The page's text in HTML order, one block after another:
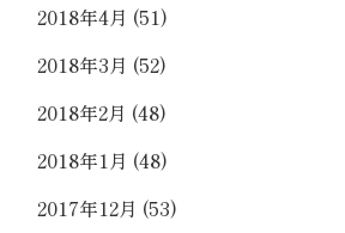
2018年4月 (51)
2018年3月 (52)
2018年2月 (48)
2018年1月 (48)
2017年12月 (53)